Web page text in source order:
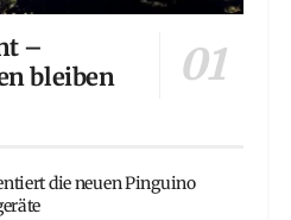
–
bleiben
die neuen Pinguino